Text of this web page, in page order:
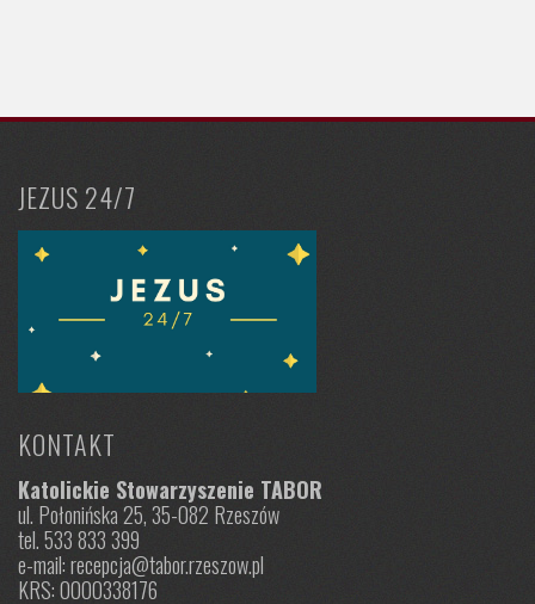
JEZUS 24/7
KONTAKT
Katolickie Stowarzyszenie TABOR
ul. Połonińska 25, 35-082 Rzeszów
tel. 533 833 399
e-mail: recepcja@tabor.rzeszow.pl
KRS: 0000338176